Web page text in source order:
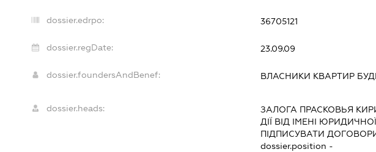
dossier.edrpo: 36705121
dossier.regDate: 23.09.09
dossier.foundersAndBenef: ВЛАСНИКИ КВАРТИР
dossier.heads: ЗАЛОГА ПРАСКОВЬЯ
ДІЇ ВІД ІМЕНІ
ПІДПИСУВАТИ
dossier.position -